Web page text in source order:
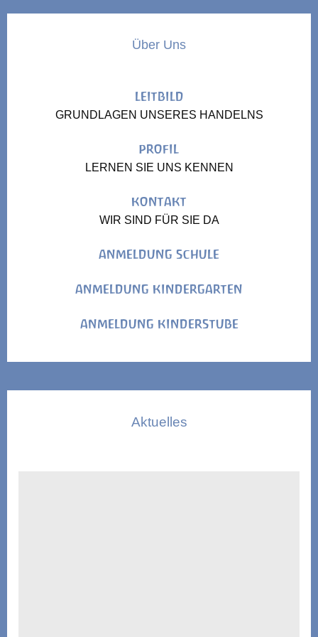
Über Uns
LEITBILD
GRUNDLAGEN UNSERES HANDELNS
PROFIL
LERNEN SIE UNS KENNEN
KONTAKT
WIR SIND FÜR SIE DA
ANMELDUNG SCHULE
ANMELDUNG KINDERGARTEN
ANMELDUNG KINDERSTUBE
Aktuelles